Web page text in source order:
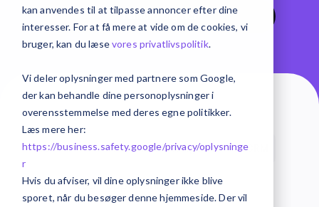
kan anvendes til at tilpasse annoncer efter dine
interesser. For at få mere at vide om de cookies, vi
bruger, kan du læsevores privatlivspolitik.
Vi deler oplysninger med partnere som Google,
der kan behandle dine personoplysninger i
overensstemmelse med deres egne politikker.
Læs mere her:
https://business.safety.google/privacy/oplysninge
r
Hvis du afviser, vil dine oplysninger ikke blive
sporet, når du besøger denne hjemmeside. Der vil
Tilmeld dig her
Alle AI Business Intelligence CRM
ERP ESG-rapportering